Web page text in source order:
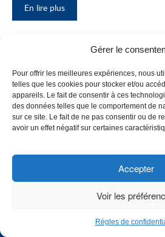
Gérer le
Pour offrir les meilleures expériences, nous
telles que les cookies pour stocker et/ou
appareils. Le fait de consentir à ces
des données telles que le comportement de
sur ce site. Le fait de ne pas consentir ou de
avoir un effet négatif sur certaines
Accepter
Voir les
Règles de
En lire plus
bloc F
CHOISISSEZ UN